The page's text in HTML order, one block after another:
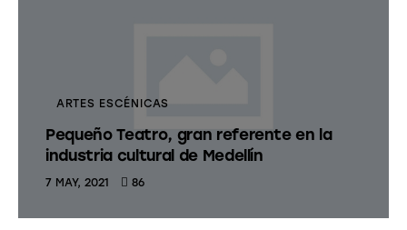
ARTES ESCÉNICAS
Pequeño Teatro, gran referente en la
industria cultural de Medellín
7 MAY, 2021 86